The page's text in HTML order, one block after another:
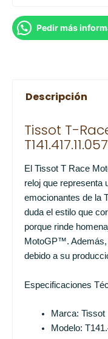
Pedir más
Descripción
Tissot T-
El Tissot T Race
reloj que representa
emocionantes de la
duda el estilo que
porque rinde
MotoGP™. Además,
debido a su
Especificaciones
Marca: Tissot
Modelo: